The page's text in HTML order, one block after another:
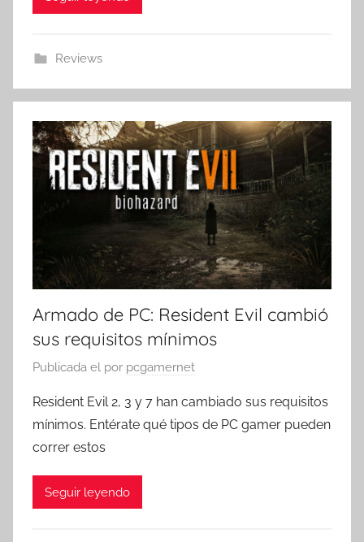
Reviews
Armado de PC: Resident Evil cambió
sus requisitos mínimos
Publicada el por pcgamernet
Resident Evil 2, 3 y 7 han cambiado sus requisitos
mínimos. Entérate qué tipos de PC gamer pueden
correr estos
Seguir leyendo